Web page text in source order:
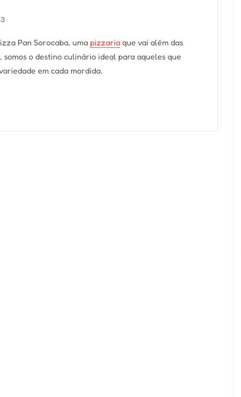
Pan Sorocaba, uma pizzaria que vai além das
o destino culinário ideal para aqueles que
em cada mordida.